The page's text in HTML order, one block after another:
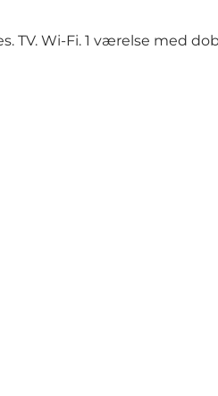
TV. Wi-Fi. 1 værelse med